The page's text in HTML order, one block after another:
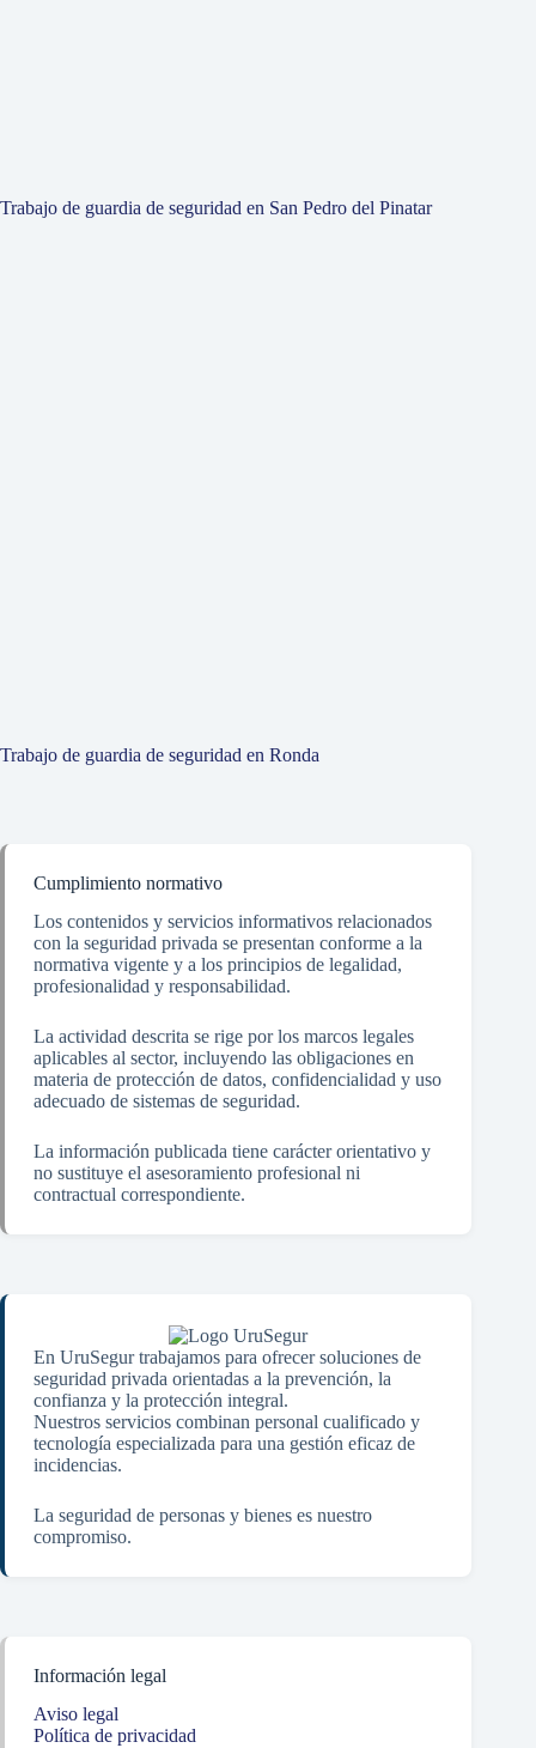
Trabajo de guardia de seguridad en San Pedro del Pinatar
Trabajo de guardia de seguridad en Ronda
Cumplimiento normativo
Los contenidos y servicios informativos relacionados
con la seguridad privada se presentan conforme a la
normativa vigente y a los principios de legalidad,
profesionalidad y responsabilidad.
La actividad descrita se rige por los marcos legales
aplicables al sector, incluyendo las obligaciones en
materia de protección de datos, confidencialidad y uso
adecuado de sistemas de seguridad.
La información publicada tiene carácter orientativo y
no sustituye el asesoramiento profesional ni
contractual correspondiente.
En UruSegur trabajamos para ofrecer soluciones de
seguridad privada orientadas a la prevención, la
confianza y la protección integral.
Nuestros servicios combinan personal cualificado y
tecnología especializada para una gestión eficaz de
incidencias.
La seguridad de personas y bienes es nuestro
compromiso.
Información legal
Aviso legal
Política de privacidad